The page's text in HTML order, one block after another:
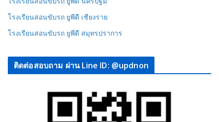
โรงเรียนสอนขับรถ ยูพีดี เชียงราย
โรงเรียนสอนขับรถ ยูพีดี สมุทรปราการ
ติดต่อสอบถาม ผ่าน Line ID: @updnon